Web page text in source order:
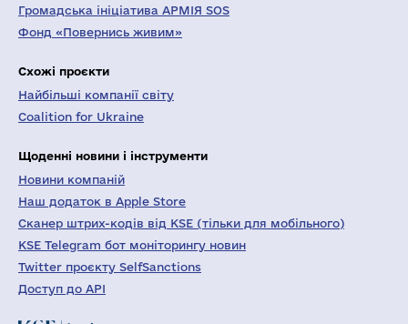
Громадська ініціатива АРМІЯ SOS
Фонд «Повернись живим»
Схожі проєкти
Найбільші компанії світу
Coalition for Ukraine
Щоденні новини і інструменти
Новини компаній
Наш додаток в Apple Store
Сканер штрих-кодів від KSE (тільки для мобільного)
KSE Telegram бот моніторингу новин
Twitter проєкту SelfSanctions
Доступ до API